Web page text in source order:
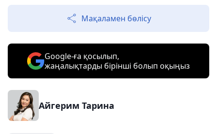
Мақаламен бөлісу
Google-ға қосылып,
жаңалықтарды бірінші болып оқыңыз
Айгерим Тарина